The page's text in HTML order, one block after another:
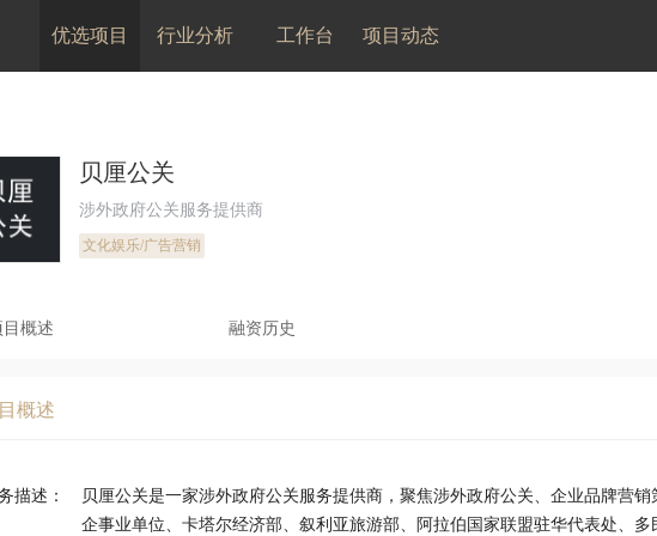
优选项目 行业分析 工作台 项目动态
贝厘公关
涉外政府公关服务提供商
文化娱乐/广告营销
目概述 融资历史
概述
描述：
贝厘公关是一家涉外政府公关服务提供商，聚焦涉外政府公关、企业品牌营
企事业单位、卡塔尔经济部、叙利亚旅游部、阿拉伯国家联盟驻华代表处、